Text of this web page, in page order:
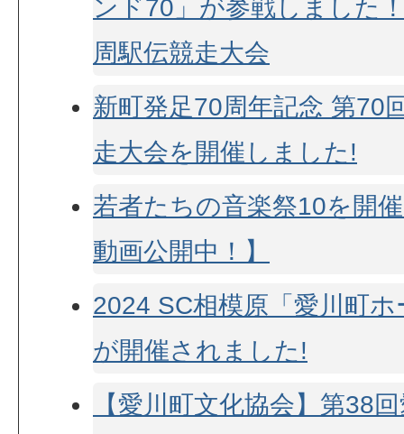
ンド70」が参戦しました
周駅伝競走大会
新町発足70周年記念 第70
走大会を開催しました!
若者たちの音楽祭10を開
動画公開中！】
2024 SC相模原「愛川町
が開催されました!
【愛川町文化協会】第38